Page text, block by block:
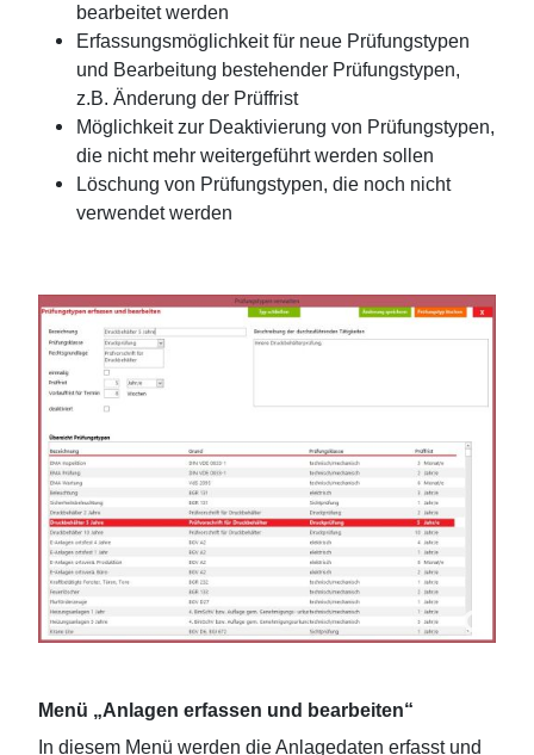
bearbeitet werden
Erfassungsmöglichkeit für neue Prüfungstypen
und Bearbeitung bestehender Prüfungstypen,
z.B. Änderung der Prüffrist
Möglichkeit zur Deaktivierung von Prüfungstypen,
die nicht mehr weitergeführt werden sollen
Löschung von Prüfungstypen, die noch nicht
verwendet werden
Menü „Anlagen erfassen und bearbeiten“
In diesem Menü werden die Anlagedaten erfasst und